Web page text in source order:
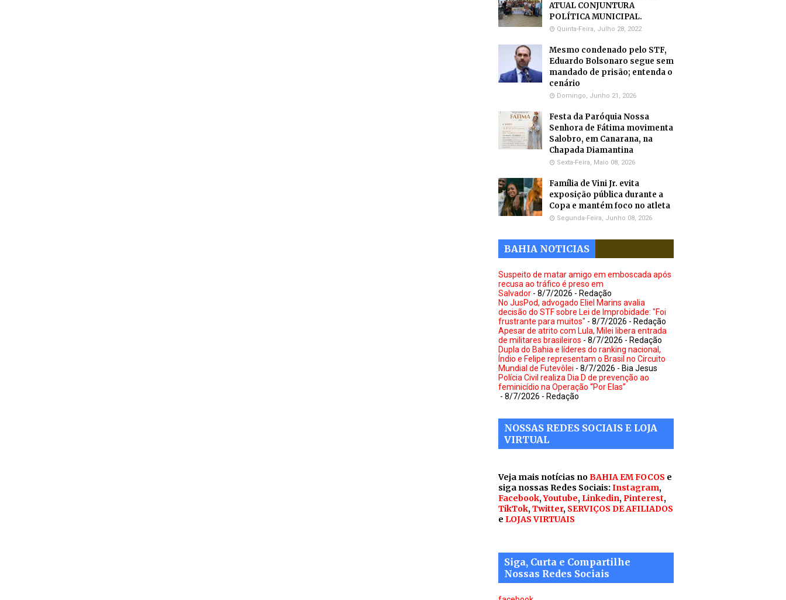
ATUAL CONJUNTURA
POLÍTICA MUNICIPAL.
Quinta-Feira, Julho 28, 2022
Mesmo condenado pelo STF,
Eduardo Bolsonaro segue sem
mandado de prisão; entenda o
cenário
Domingo, Junho 21, 2026
Festa da Paróquia Nossa
Senhora de Fátima movimenta
Salobro, em Canarana, na
Chapada Diamantina
Sexta-Feira, Maio 08, 2026
Família de Vini Jr. evita
exposição pública durante a
Copa e mantém foco no atleta
Segunda-Feira, Junho 08, 2026
BAHIA NOTICIAS
Suspeito de matar amigo em emboscada após
recusa ao tráfico é preso em
Salvador - 8/7/2026 - Redação
No JusPod, advogado Eliel Marins avalia
decisão do STF sobre Lei de Improbidade: "Foi
frustrante para muitos" - 8/7/2026 - Redação
Apesar de atrito com Lula, Milei libera entrada
de militares brasileiros - 8/7/2026 - Redação
Dupla do Bahia e líderes do ranking nacional,
Índio e Felipe representam o Brasil no Circuito
Mundial de Futevôlei - 8/7/2026 - Bia Jesus
Polícia Civil realiza Dia D de prevenção ao
feminicídio na Operação “Por Elas”
- 8/7/2026 - Redação
NOSSAS REDES SOCIAIS E LOJA
VIRTUAL
Veja mais notícias noBAHIA EM FOCOS e
siga nossas Redes Sociais: Instagram,
Facebook,Youtube, Linkedin,Pinterest,
TikTok,Twitter, SERVIÇOS DE AFILIADOS
e LOJAS VIRTUAIS
Siga, Curta e Compartilhe
Nossas Redes Sociais